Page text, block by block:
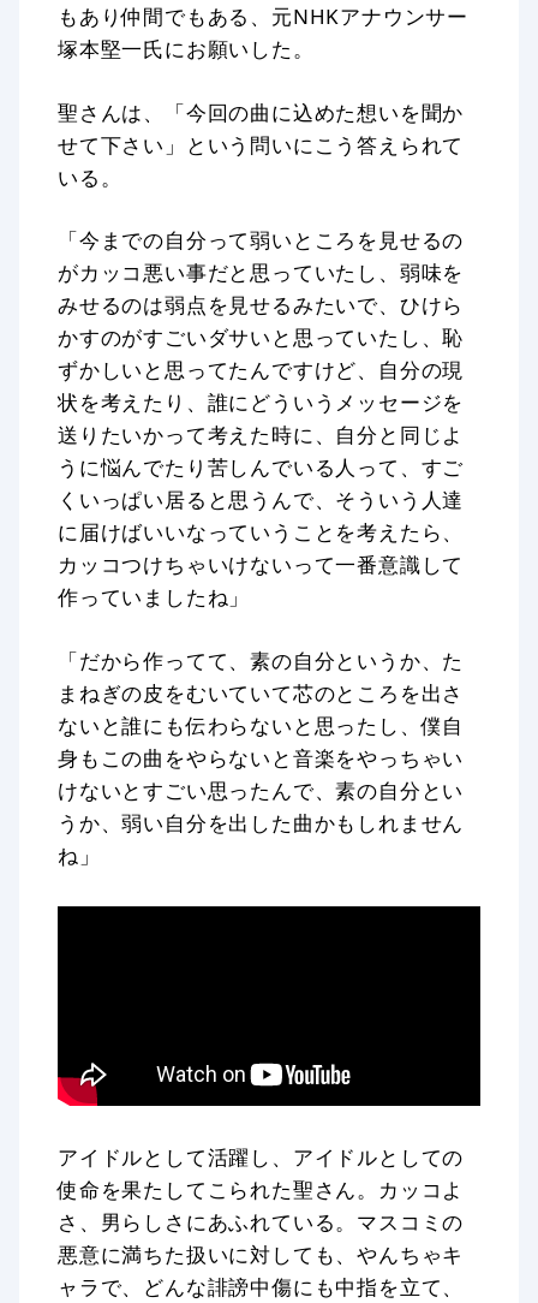
もあり仲間でもある、元NHKアナウンサー
塚本堅一氏にお願いした。
聖さんは、「今回の曲に込めた想いを聞か
せて下さい」という問いにこう答えられて
いる。
「今までの自分って弱いところを見せるの
がカッコ悪い事だと思っていたし、弱味を
みせるのは弱点を見せるみたいで、ひけら
かすのがすごいダサいと思っていたし、恥
ずかしいと思ってたんですけど、自分の現
状を考えたり、誰にどういうメッセージを
送りたいかって考えた時に、自分と同じよ
うに悩んでたり苦しんでいる人って、すご
くいっぱい居ると思うんで、そういう人達
に届けばいいなっていうことを考えたら、
カッコつけちゃいけないって一番意識して
作っていましたね」
「だから作ってて、素の自分というか、た
まねぎの皮をむいていて芯のところを出さ
ないと誰にも伝わらないと思ったし、僕自
身もこの曲をやらないと音楽をやっちゃい
けないとすごい思ったんで、素の自分とい
うか、弱い自分を出した曲かもしれません
ね」
アイドルとして活躍し、アイドルとしての
使命を果たしてこられた聖さん。カッコよ
さ、男らしさにあふれている。マスコミの
悪意に満ちた扱いに対しても、やんちゃキ
ャラで、どんな誹謗中傷にも中指を立て、